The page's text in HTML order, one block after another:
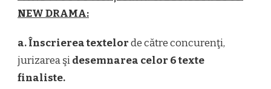
NEW DRAMA:
a. Înscrierea textelorde către concurenţi,
jurizarea şidesemnarea celor 6 texte
finaliste.